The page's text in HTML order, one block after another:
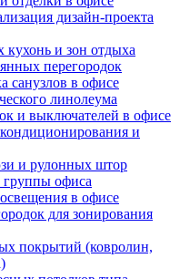
дизайн-проекта
и зон отдыха
перегородок
санузлов в офисе
линолеума
и выключателей в офисе
и
и рулонных штор
группы офиса
в офисе
для зонирования
покрытий (ковролин,